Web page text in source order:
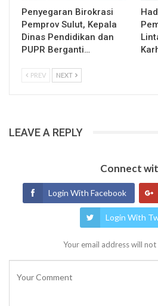
Penyegaran Birokrasi
Pemprov Sulut, Kepala
Dinas Pendidikan dan
PUPR Berganti…
PREV NEXT
LEAVE A REPLY
Connect
Login With Facebook
Login With
Your email address will